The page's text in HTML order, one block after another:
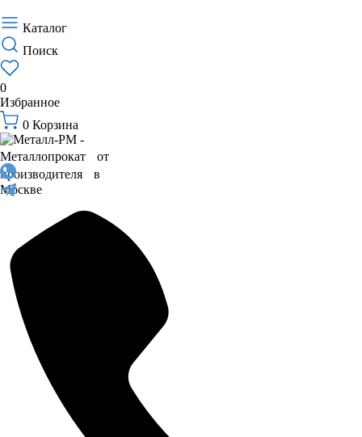
Каталог
Поиск
0
Избранное
0 Корзина